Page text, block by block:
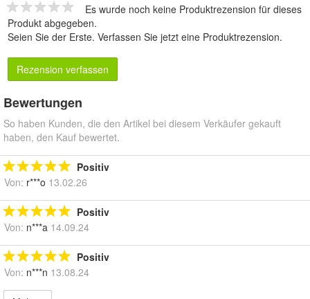
Es wurde noch keine Produktrezension für dieses
Produkt abgegeben.
Seien Sie der Erste. Verfassen Sie jetzt eine Produktrezension.
Rezension verfassen
Bewertungen
So haben Kunden, die den Artikel bei diesem Verkäufer gekauft
haben, den Kauf bewertet.
Positiv
Von: r***o 13.02.26
Positiv
Von: n***a 14.09.24
Positiv
Von: n***n 13.08.24